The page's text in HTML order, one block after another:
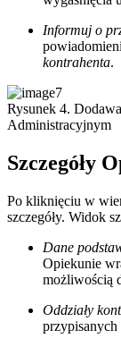
Informuj o
kontrahenta.
Rysunek 4.
Administracyjnym
Szczegóły
Po kliknięciu w
szczegóły. Widok
Dane
Opiekunie
możliwością
Oddziały
przypisanych